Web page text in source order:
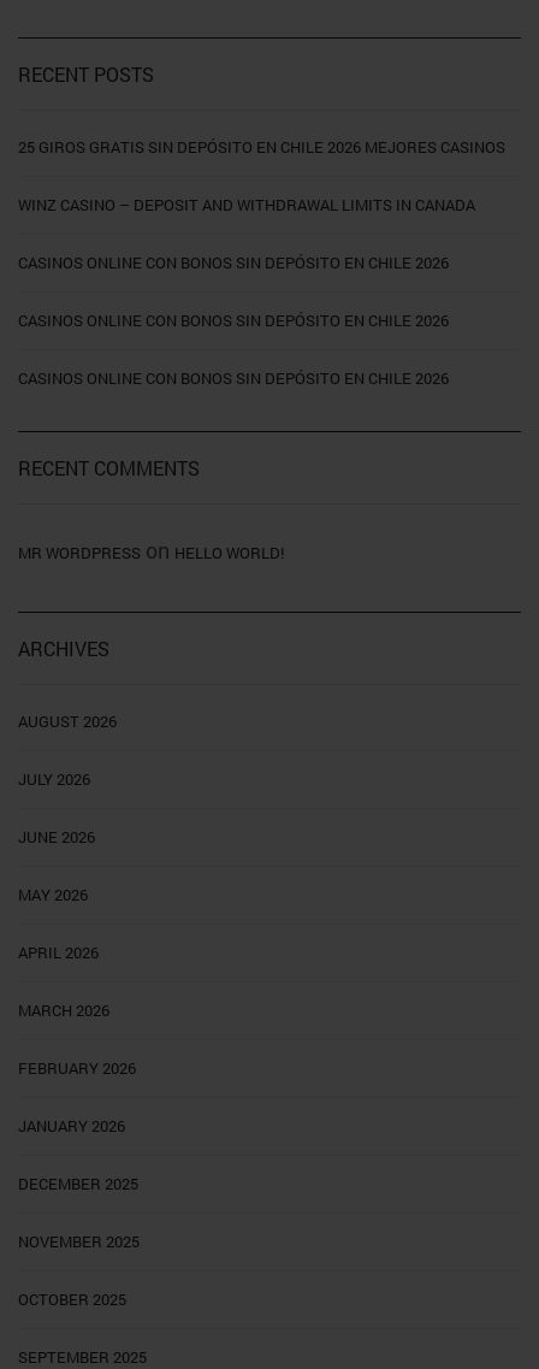
RECENT POSTS
25 GIROS GRATIS SIN DEPÓSITO EN CHILE 2026 MEJORES CASINOS
WINZ CASINO – DEPOSIT AND WITHDRAWAL LIMITS IN CANADA
CASINOS ONLINE CON BONOS SIN DEPÓSITO EN CHILE 2026
CASINOS ONLINE CON BONOS SIN DEPÓSITO EN CHILE 2026
CASINOS ONLINE CON BONOS SIN DEPÓSITO EN CHILE 2026
RECENT COMMENTS
MR WORDPRESS on HELLO WORLD!
ARCHIVES
AUGUST 2026
JULY 2026
JUNE 2026
MAY 2026
APRIL 2026
MARCH 2026
FEBRUARY 2026
JANUARY 2026
DECEMBER 2025
NOVEMBER 2025
OCTOBER 2025
SEPTEMBER 2025